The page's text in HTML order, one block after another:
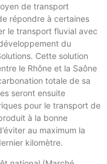
de transport
répondre à certaines
le transport fluvial avec
du
Cette solution
le Rhône et la Saône
totale de sa
seront ensuite
pour le transport de
à la bonne
au maximum la
kilomètre.